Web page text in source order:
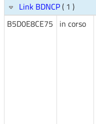
Link BDNCP( 1 )
B5D0E8CE75
in corso